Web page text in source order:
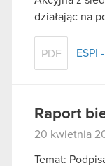
działając na
PDF ESPI
Raport
20 kwietnia
Temat: